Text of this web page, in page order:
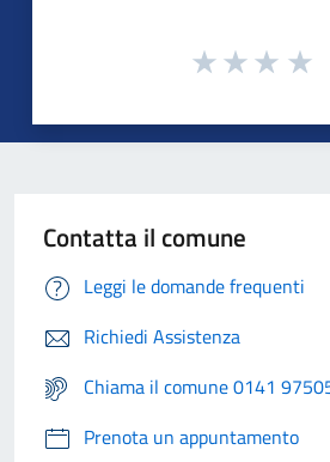
Contatta il comune
Leggi le domande frequenti
Richiedi Assistenza
Chiama il comune 0141
Prenota un appuntamento